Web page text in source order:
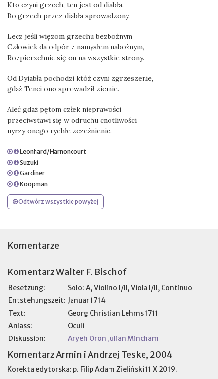
Kto czyni grzech, ten jest od diabła.
Bo grzech przez diabła sprowadzony.
Lecz jeśli więzom grzechu bezbożnym
Człowiek da odpór z namysłem nabożnym,
Rozpierzchnie się on na wszystkie strony.
Od Dyiabła pochodzi któż czyni zgrzeszenie,
gdaż Tenci ono sprowadził ziemie.
Aleć gdaż pętom człek nieprawości
przeciwstawi się w odruchu cnotliwości
uyrzy onego rychłe zczeźnienie.
Leonhard/Harnoncourt
Suzuki
Gardiner
Koopman
Odtwórz wszystkie powyżej
Komentarze
Komentarz Walter F. Bischof
Besetzung:
Solo: A, Violino I/II, Viola I/II, Continuo
Entstehungszeit: Januar 1714
Text:
Georg Christian Lehms 1711
Anlass:
Oculi
Diskussion:
Aryeh Oron Julian Mincham
Komentarz Armin i Andrzej Teske, 2004
Korekta edytorska: p. Filip Adam Zieliński 11 X 2019.